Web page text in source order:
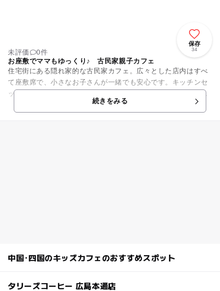
保存
34
未評価
0件
お座敷でママもゆっくり♪ 古民家親子カフェ
住宅街にある隠れ家的な古民家カフェ。広々とした店内はすべ
て座敷席で、小さなお子さんが一緒でも安心です。キッチンセ
ットや乗り物などのおもちゃ類や絵本が豊富で、子供たちも飽
続きをみる
中国･四国のキッズカフェのおすすめスポット
タリーズコーヒー 広島本通店